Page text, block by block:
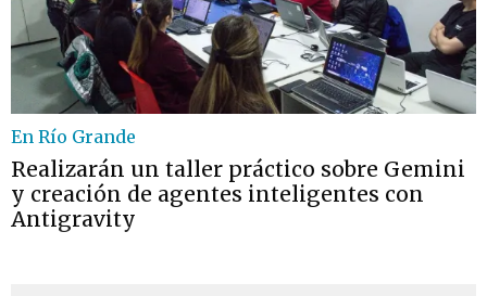
En Río Grande
Realizarán un taller práctico sobre Gemini
y creación de agentes inteligentes con
Antigravity